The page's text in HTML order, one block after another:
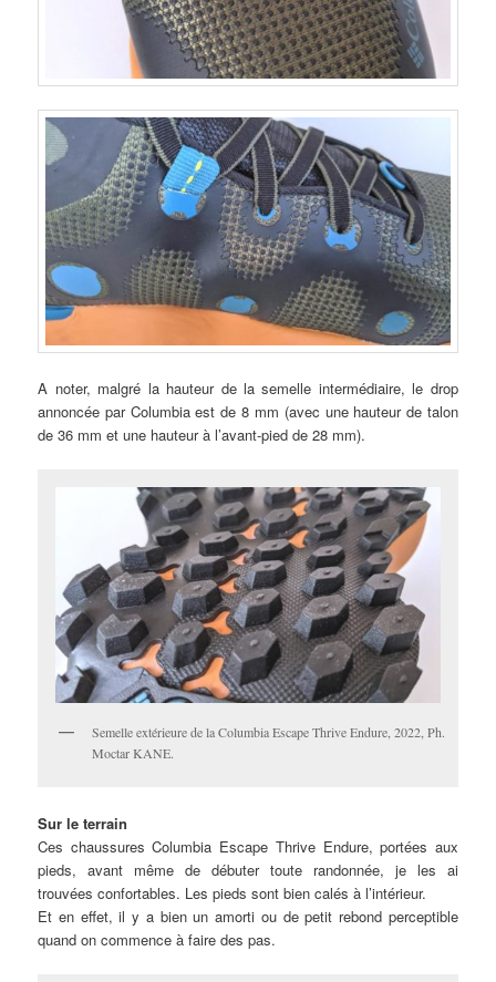
A noter, malgré la hauteur de la semelle intermédiaire, le drop
annoncée par Columbia est de 8 mm (avec une hauteur de talon
de 36 mm et une hauteur à l’avant-pied de 28 mm).
Semelle extérieure de la Columbia Escape Thrive Endure, 2022, Ph.
Moctar KANE.
Sur le terrain
Ces chaussures Columbia Escape Thrive Endure, portées aux
pieds, avant même de débuter toute randonnée, je les ai
trouvées confortables. Les pieds sont bien calés à l’intérieur.
Et en effet, il y a bien un amorti ou de petit rebond perceptible
quand on commence à faire des pas.